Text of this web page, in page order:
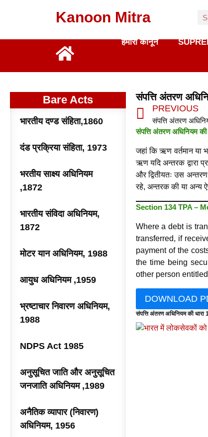
Kanoon Mitra
हमारा कानून
Bare Acts
भारतीय दण्ड संहिता,1860
दंड प्रक्रिया संहिता, 1973
भरतीय साक्ष्य अधिनियम
,1872
भारतीय संविदा अधिनियम,
1872
मोटर यान अधिनियम, 1988
आयुध अधिनियम ,1959
भ्रष्टाचार निवारण अधिनियम,
1988
NDPS Act 1985
अनुसूचित जाति और अनुसूचित
जनजाति अधिनियम ,1989
अनैतिक व्यापार (निवारण)
अधिनियम, 1956
संपत्ति अंतरण
PREVIOUS
संपत्ति अंतरण अधिनियम
जहां कि ऋण वर्तमान या
ऋण यदि अन्तरक द्वारा
और द्वितीयतः उस
रहे, अन्तरक की या अन्य
Section 134 TPA –
Where a debt is
transferred, if
payment of the
the time being
other person
DOWNLOAD
संपत्ति अंतरण अधिनियम की धारा